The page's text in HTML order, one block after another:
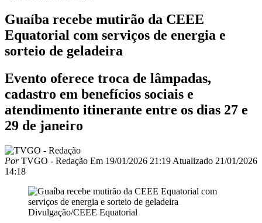
Guaíba recebe mutirão da CEEE
Equatorial com serviços de energia e
sorteio de geladeira
Evento oferece troca de lâmpadas,
cadastro em benefícios sociais e
atendimento itinerante entre os dias 27 e
29 de janeiro
PorTVGO - Redação Em 19/01/2026 21:19 Atualizado 21/01/2026
14:18
Divulgação/CEEE Equatorial